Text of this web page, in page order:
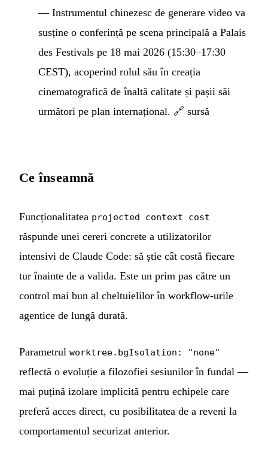
— Instrumentul chinezesc de generare video va
susține o conferință pe scena principală a Palais
des Festivals pe 18 mai 2026 (15:30–17:30
CEST), acoperind rolul său în creația
cinematografică de înaltă calitate și pașii săi
următori pe plan internațional. 🔗 sursă
Ce înseamnă
Funcționalitatea projected context cost
răspunde unei cereri concrete a utilizatorilor
intensivi de Claude Code: să știe cât costă fiecare
tur înainte de a valida. Este un prim pas către un
control mai bun al cheltuielilor în workflow-urile
agentice de lungă durată.
Parametrul worktree.bgIsolation: "none"
reflectă o evoluție a filozofiei sesiunilor în fundal —
mai puțină izolare implicită pentru echipele care
preferă acces direct, cu posibilitatea de a reveni la
comportamentul securizat anterior.